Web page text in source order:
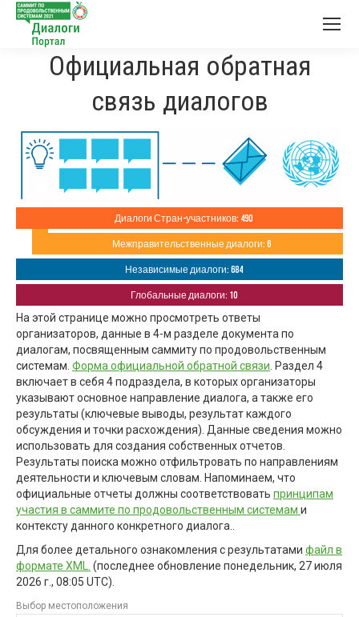
Официальная обратная
связь диалогов
Диалоги Стран-участников: 490
Межправительственные диалоги: 6
Независимые диалоги: 684
Глобальные диалоги: 10
На этой странице можно просмотреть ответы
организаторов, данные в 4-м разделе документа по
диалогам, посвященным саммиту по продовольственным
системам. Форма официальной обратной связи . Раздел 4
включает в себя 4 подраздела, в которых организаторы
указывают основное направление диалога, а также его
результаты (ключевые выводы, результат каждого
обсуждения и точки расхождения). Данные сведения можно
использовать для создания собственных отчетов.
Результаты поиска можно отфильтровать по направлениям
деятельности и ключевым словам. Напоминаем, что
официальные отчеты должны соответствовать принципам
участия в саммите по продовольственным системам и
контексту данного конкретного диалога..
Для более детального ознакомления с результатами файл в
формате XML.
(последнее обновление понедельник, 27 июля
2026 г., 08:05 UTC).
Выбор местоположения